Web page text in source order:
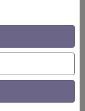
520 cm